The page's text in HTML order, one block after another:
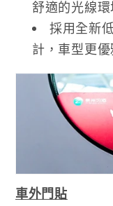
舒適的光線環
採用全新
計，車型更
車外門貼